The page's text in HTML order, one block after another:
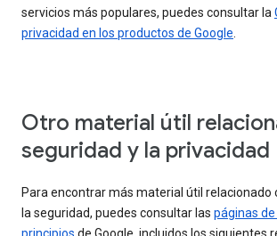
servicios más populares, puedes consultar la
privacidad en los productos de Google.
Otro material útil
seguridad y la privacidad
Para encontrar más material útil relacionado
la seguridad, puedes consultar las páginas